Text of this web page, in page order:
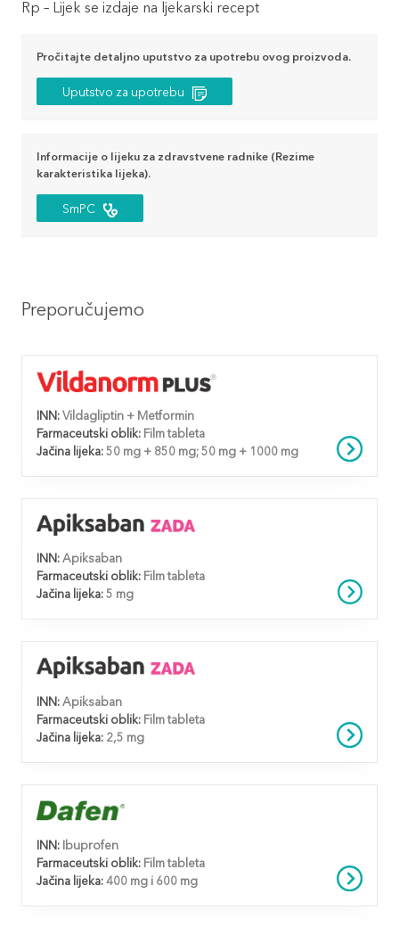
Rp – Lijek se izdaje na ljekarski recept
Pročitajte detaljno uputstvo za upotrebu ovog proizvoda.
Uputstvo za upotrebu
Informacije o lijeku za zdravstvene radnike (Rezime
karakteristika lijeka).
SmPC
Preporučujemo
INN: Vildagliptin + Metformin
Farmaceutski oblik: Film tableta
Jačina lijeka: 50 mg + 850 mg; 50 mg + 1000 mg
INN: Apiksaban
Farmaceutski oblik: Film tableta
Jačina lijeka: 5 mg
INN: Apiksaban
Farmaceutski oblik: Film tableta
Jačina lijeka: 2,5 mg
INN:
Ibuprofen
Farmaceutski oblik: Film tableta
Jačina lijeka: 400 mg i 600 mg